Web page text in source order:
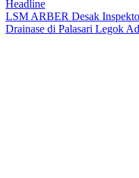
Headline
LSM ARBER Desak
Drainase di Palasari Legok